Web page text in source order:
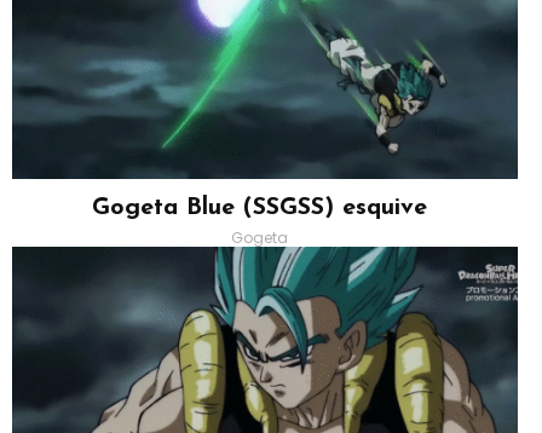
Gogeta Blue (SSGSS) esquive
Gogeta